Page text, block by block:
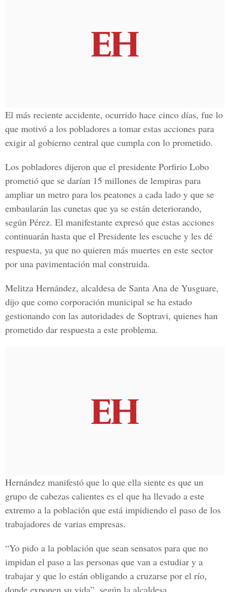
El más reciente accidente, ocurrido hace cinco días, fue lo
que motivó a los pobladores a tomar estas acciones para
exigir al gobierno central que cumpla con lo prometido.
Los pobladores dijeron que el presidente Porfirio Lobo
prometió que se darían 15 millones de lempiras para
ampliar un metro para los peatones a cada lado y que se
embaularán las cunetas que ya se están deteriorando,
según Pérez. El manifestante expresó que estas acciones
continuarán hasta que el Presidente les escuche y les dé
respuesta, ya que no quieren más muertes en este sector
por una pavimentación mal construida.
Melitza Hernández, alcaldesa de Santa Ana de Yusguare,
dijo que como corporación municipal se ha estado
gestionando con las autoridades de Soptravi, quienes han
prometido dar respuesta a este problema.
Hernández manifestó que lo que ella siente es que un
grupo de cabezas calientes es el que ha llevado a este
extremo a la población que está impidiendo el paso de los
trabajadores de varias empresas.
“Yo pido a la población que sean sensatos para que no
impidan el paso a las personas que van a estudiar y a
trabajar y que lo están obligando a cruzarse por el río,
donde exponen su vida”, según la alcaldesa.